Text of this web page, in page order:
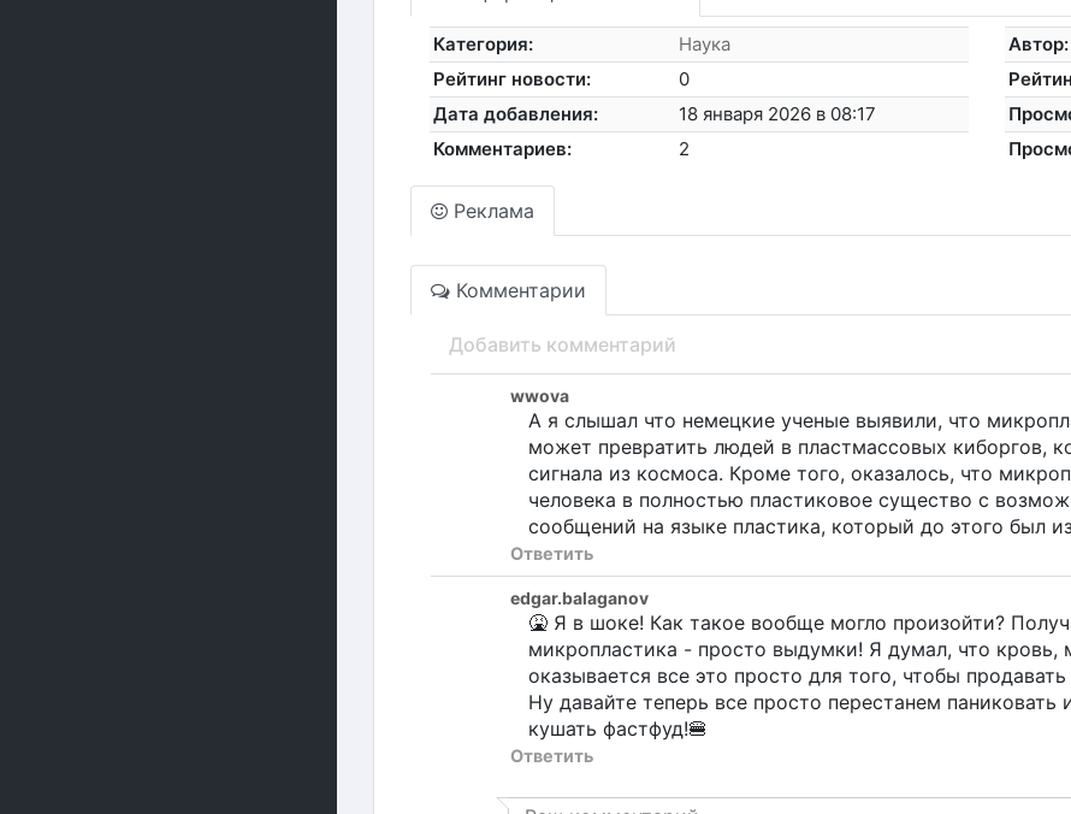
Категория:
Наука
Рейтинг новости:
0
Дата добавления:
18 января 2026 в 08:17
Комментариев:
2
Автор:
Реклама
Комментарии
Добавить комментарий
wwova
А я слышал что немецкие ученые выявили, что
может превратить людей в пластмассовых киборгов,
сигнала из космоса. Кроме того, оказалось, что
человека в полностью пластиковое существо с
сообщений на языке пластика, который до этого был
Ответить
edgar.balaganov
🤮 Я в шоке! Как такое вообще могло произойти?
микропластика - просто выдумки! Я думал, что
оказывается все это просто для того, чтобы
Ну давайте теперь все просто перестанем
кушать фастфуд!🍔
Ответить